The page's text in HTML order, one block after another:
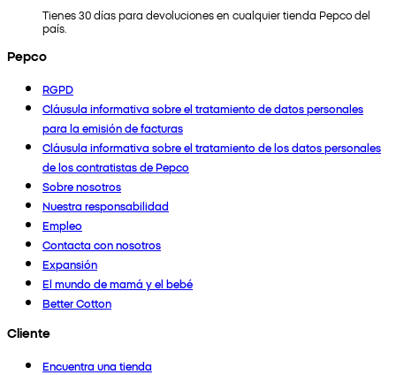
Tienes 30 días para devoluciones en cualquier tienda Pepco del
país.
Pepco
RGPD
Cláusula informativa sobre el tratamiento de datos personales
para la emisión de facturas
Cláusula informativa sobre el tratamiento de los datos personales
de los contratistas de Pepco
Sobre nosotros
Nuestra responsabilidad
Empleo
Contacta con nosotros
Expansión
El mundo de mamá y el bebé
Better Cotton
Cliente
Encuentra una tienda